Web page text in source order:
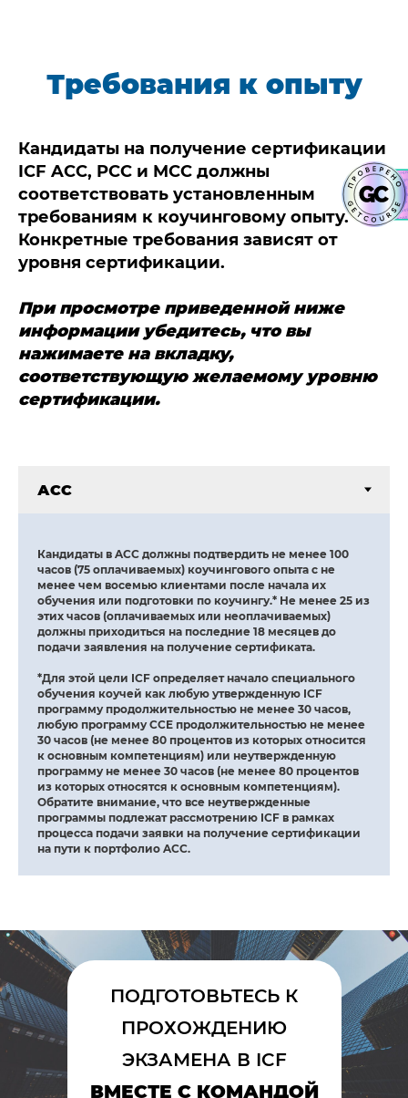
Требования к опыту
Кандидаты на получение сертификации
ICF ACC, PCC и MCC должны
соответствовать установленным
требованиям к коучинговому опыту.
Конкретные требования зависят от
уровня сертификации.
При просмотре приведенной ниже
информации убедитесь, что вы
нажимаете на вкладку,
соответствующую желаемому уровню
сертификации.
Кандидаты в ACC должны подтвердить не менее 100
часов (75 оплачиваемых) коучингового опыта с не
менее чем восемью клиентами после начала их
обучения или подготовки по коучингу.* Не менее 25 из
этих часов (оплачиваемых или неоплачиваемых)
должны приходиться на последние 18 месяцев до
подачи заявления на получение сертификата.
*Для этой цели ICF определяет начало специального
обучения коучей как любую утвержденную ICF
программу продолжительностью не менее 30 часов,
любую программу CCE продолжительностью не менее
30 часов (не менее 80 процентов из которых относится
к основным компетенциям) или неутвержденную
программу не менее 30 часов (не менее 80 процентов
из которых относятся к основным компетенциям).
Обратите внимание, что все неутвержденные
программы подлежат рассмотрению ICF в рамках
процесса подачи заявки на получение сертификации
на пути к портфолио ACC.
ПОДГОТОВЬТЕСЬ К
ПРОХОЖДЕНИЮ
ЭКЗАМЕНА В ICF
ВМЕСТЕ С КОМАНДОЙ